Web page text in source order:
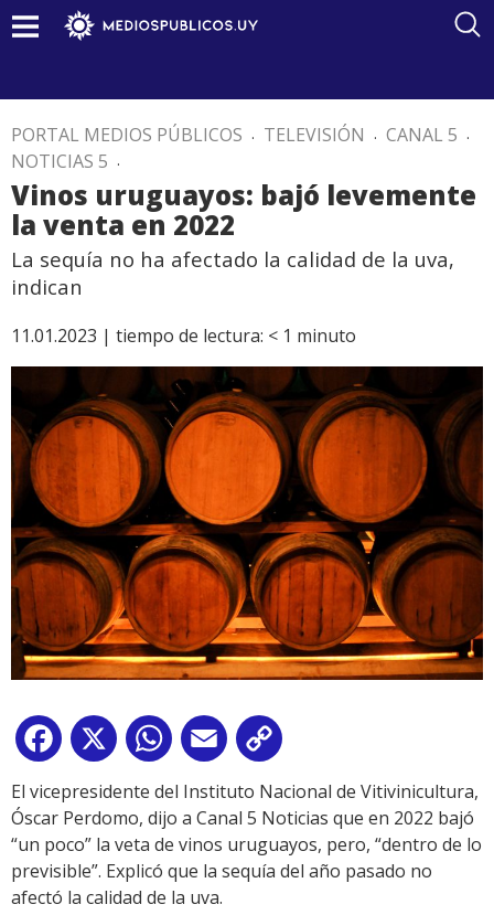
PORTAL MEDIOS PÚBLICOS . TELEVISIÓN . CANAL 5 .
NOTICIAS 5 .
Vinos uruguayos: bajó levemente
la venta en 2022
La sequía no ha afectado la calidad de la uva,
indican
11.01.2023 | tiempo de lectura: < 1 minuto
Facebook
X WhatsApp
Email
Link
El vicepresidente del Instituto Nacional de Vitivinicultura,
Óscar Perdomo, dijo a Canal 5 Noticias que en 2022 bajó
“un poco” la veta de vinos uruguayos, pero, “dentro de lo
previsible”. Explicó que la sequía del año pasado no
afectó la calidad de la uva.